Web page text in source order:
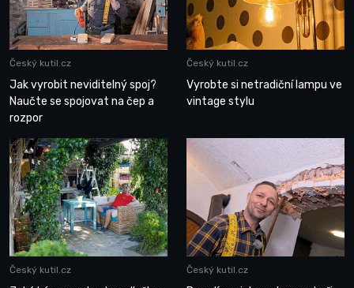
Český kutil.cz
Jak vyrobit neviditelný spoj?
Naučte se spojovat na čep a
rozpor
Český kutil.cz
Vyrobte si netradiční lampu ve
vintage stylu
Český kutil.cz Český kutil.cz